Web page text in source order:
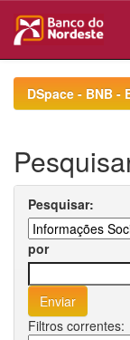
navigationDSpace - BNB -
Pesquisar:
por
Filtros correntes: